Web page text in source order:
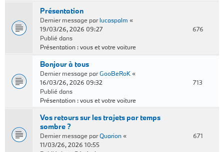
Présentation
Dernier message parlucaspalm «
19/03/26, 2026 09:27
Publié dans
Présentation : vous et votre voiture
676
Bonjour à tous
Dernier message parGooBeRoK«
16/03/26, 2026 09:32
Publié dans
Présentation : vous et votre voiture
713
Vos retours sur les trajets par temps
sombre ?
Dernier message parQuarion«
11/03/26, 2026 10:55
671